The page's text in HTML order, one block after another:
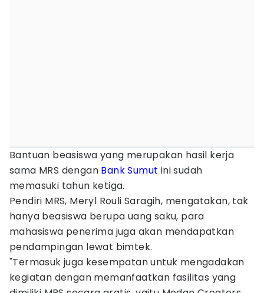
Bantuan beasiswa yang merupakan hasil kerja
sama MRS dengan Bank Sumut ini sudah
memasuki tahun ketiga.
Pendiri MRS, Meryl Rouli Saragih, mengatakan, tak
hanya beasiswa berupa uang saku, para
mahasiswa penerima juga akan mendapatkan
pendampingan lewat bimtek.
"Termasuk juga kesempatan untuk mengadakan
kegiatan dengan memanfaatkan fasilitas yang